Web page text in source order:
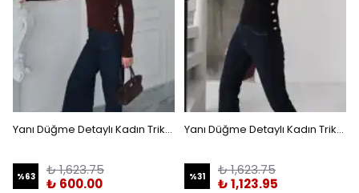
Yanı Düğme Detaylı Kadın Triko Kazak Kahverengi
%63
₺ 1,623.75
₺ 600.00
Yanı Düğme Detaylı Kadın Triko Kazak Siyah
%31
₺ 1,623.75
₺ 1,123.95